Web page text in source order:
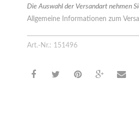
Die Auswahl der Versandart nehmen
Allgemeine Informationen zum
Art.-Nr.: 151496